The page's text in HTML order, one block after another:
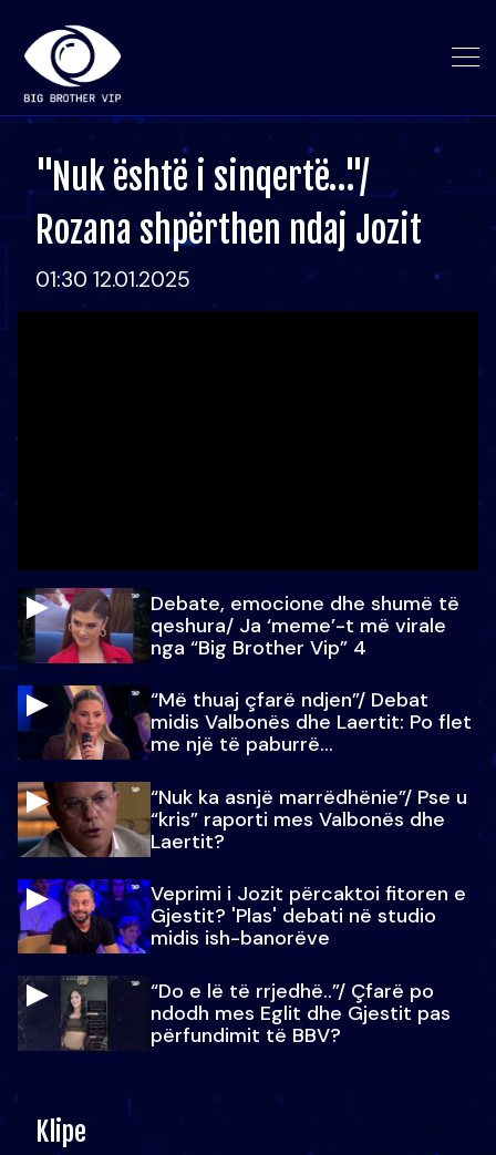
"Nuk është i sinqertë…"/
Rozana shpërthen ndaj Jozit
01:30 12.01.2025
Debate, emocione dhe shumë të
qeshura/ Ja ‘meme’-t më virale
nga “Big Brother Vip” 4
“Më thuaj çfarë ndjen”/ Debat
midis Valbonës dhe Laertit: Po flet
me një të paburrë...
“Nuk ka asnjë marrëdhënie”/ Pse u
“kris” raporti mes Valbonës dhe
Laertit?
Veprimi i Jozit përcaktoi fitoren e
Gjestit? 'Plas' debati në studio
midis ish-banorëve
“Do e lë të rrjedhë..”/ Çfarë po
ndodh mes Eglit dhe Gjestit pas
përfundimit të BBV?
Klipe